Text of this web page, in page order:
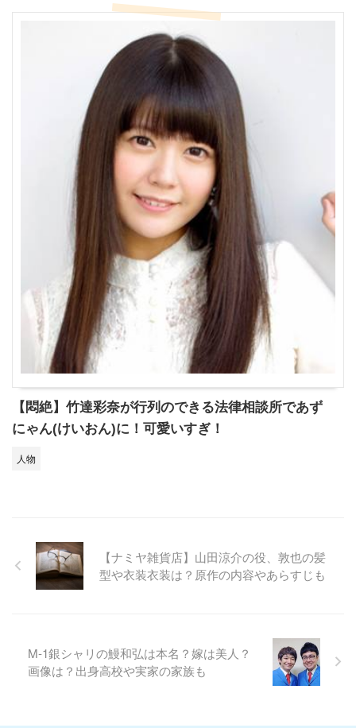
【悶絶】竹達彩奈が行列のできる法律相談所であず
にゃん(けいおん)に！可愛いすぎ！
人物
【ナミヤ雑貨店】山田涼介の役、敦也の髪
型や衣装衣装は？原作の内容やあらすじも
M‐1銀シャリの鰻和弘は本名？嫁は美人？
画像は？出身高校や実家の家族も